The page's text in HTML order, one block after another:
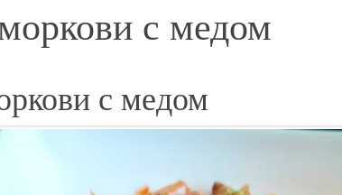
с медом
с медом